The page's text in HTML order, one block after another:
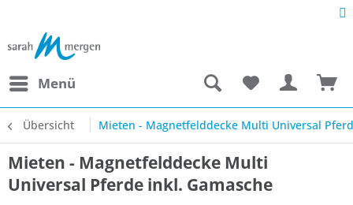
Menü
Übersicht Mieten - Magnetfelddecke Multi Universal
Mieten - Magnetfelddecke Multi
Universal Pferde inkl. Gamasche